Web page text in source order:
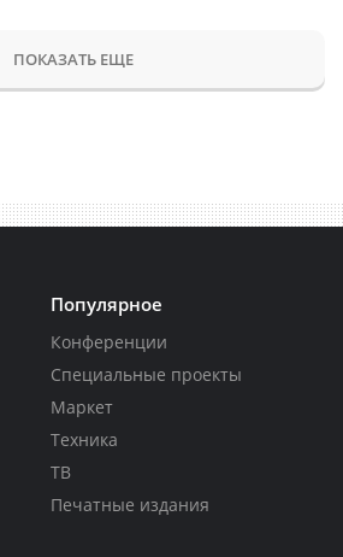
ПОКАЗАТЬ ЕЩЕ
Популярное
Конференции
Специальные проекты
Маркет
Техника
ТВ
Печатные издания